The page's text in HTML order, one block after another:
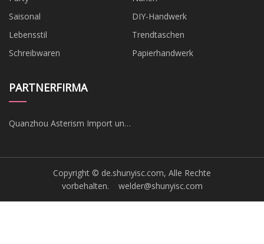
Saisonal
DIY-Handwerk
Lebensstil
Trendtaschen
Schreibwaren
Papierhandwerk
PARTNERFIRMA
Quanzhou Asterism Import und
Copyright © de.shunyisc.com, Alle Rechte
vorbehalten. welder@shunyisc.com